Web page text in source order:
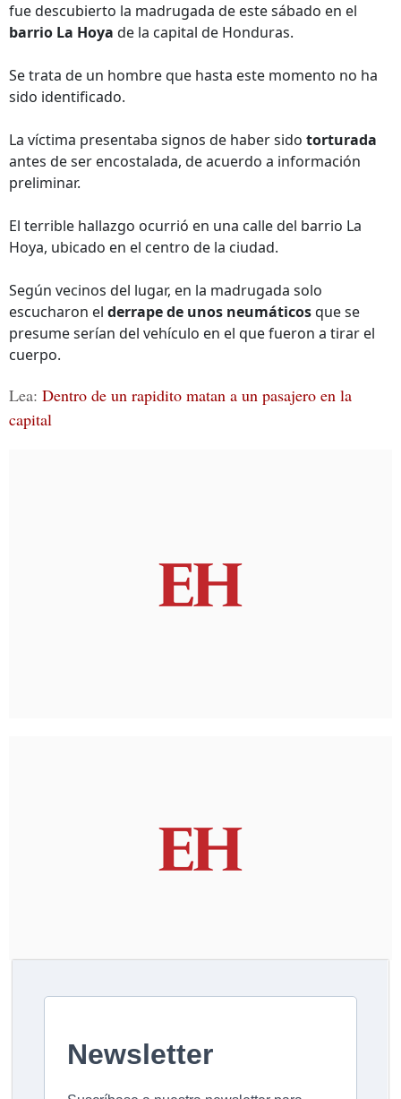
fue descubierto la madrugada de este sábado en el
barrio La Hoya de la capital de Honduras.
Se trata de un hombre que hasta este momento no ha
sido identificado.
La víctima presentaba signos de haber sido torturada
antes de ser encostalada, de acuerdo a información
preliminar.
El terrible hallazgo ocurrió en una calle del barrio La
Hoya, ubicado en el centro de la ciudad.
Según vecinos del lugar, en la madrugada solo
escucharon el derrape de unos neumáticosque se
presume serían del vehículo en el que fueron a tirar el
cuerpo.
Lea: Dentro de un rapidito matan a un pasajero en la
capital